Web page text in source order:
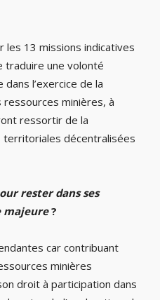
les 13 missions indicatives
traduire une volonté
l’exercice de la
ressources minières, à
ressortir de la
décentralisées
rester dans ses
majeure?
car contribuant
minières
droit à participation dans